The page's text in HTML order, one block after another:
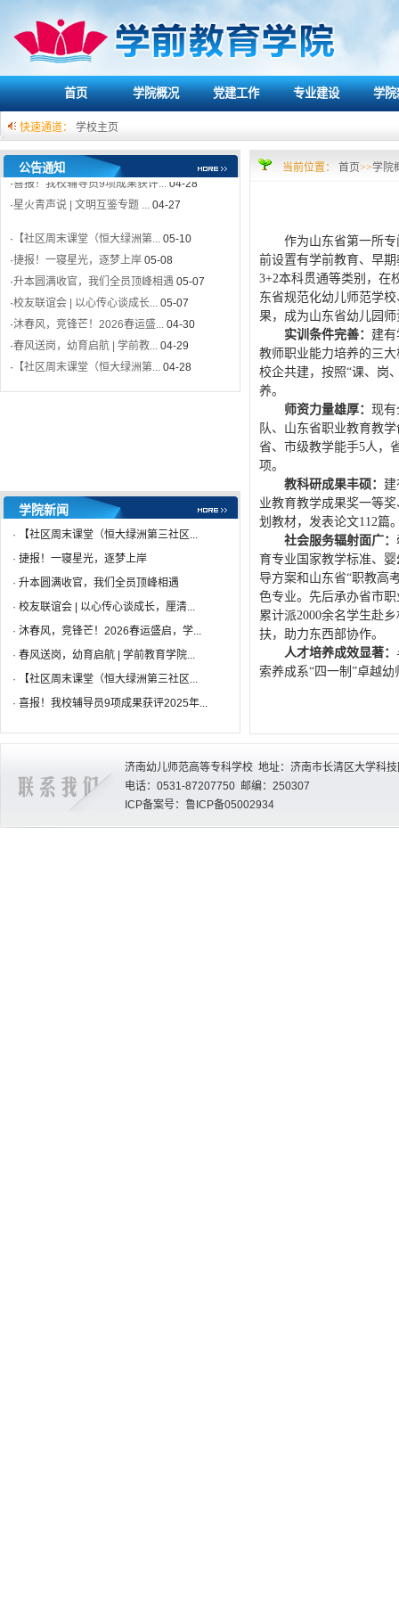
首页 学院概况 党建工作 专业建设 学院
快速通道： 学校主页
公告通知
【社区周末课堂（恒大绿洲第... 05-10
捷报！一寝星光，逐梦上岸 05-08
·校友联谊会 | 以心传心谈成长... 05-07
·沐春风，竞锋芒！2026春运盛... 04-30
·春风送岗，幼育启航 | 学前教...
·【社区周末课堂（恒大绿洲第... 04-28
·喜报！我校辅导员9项成果获评... 04-28
星火青声说 | 文明互鉴专题 ...
【社区周末课堂（恒大绿洲第...
捷报！一寝星光，逐梦上岸
升本圆满收官，我们全员顶峰相遇
校友联谊会 | 以心传心谈成长...
沐春风，竞锋芒！2026春运盛...
春风送岗，幼育启航 | 学前教...
【社区周末课堂（恒大绿洲第...
学院新闻
·
【社区周末课堂（恒大绿洲第三社区...
· 捷报！一寝星光，逐梦上岸
· 升本圆满收官，我们全员顶峰相遇
· 校友联谊会 | 以心传心谈成长，厘清...
· 沐春风，竞锋芒！2026春运盛启，学...
· 春风送岗，幼育启航 | 学前教育学院...
·
【社区周末课堂（恒大绿洲第三社区...
· 喜报！我校辅导员9项成果获评2025年...
当前位置： 首页>>学院
作为山东省第一所
前设置有学前教育、早
3+2本科贯通等类别，在
东省规范化幼儿师范学
果，成为山东省幼儿园
实训条件完善： 建
教师职业能力培养的三
校企共建，按照“课、岗
养。
师资力量雄厚： 现有
队、山东省职业教育教
省、市级教学能手5人，
项。
教科研成果丰硕：
业教育教学成果奖一等
划教材，发表论文112篇
社会服务辐射面广：
育专业国家教学标准、
导方案和山东省“职教高
色专业。先后承办省市
累计派2000余名学生赴
扶，助力东西部协作。
人才培养成效显著：
索养成系“四一制”卓越
济南幼儿师范高等专科学校 地址：济南市长清区大学科
电话：0531-87207750 邮编：250307
ICP备案号：鲁ICP备05002934